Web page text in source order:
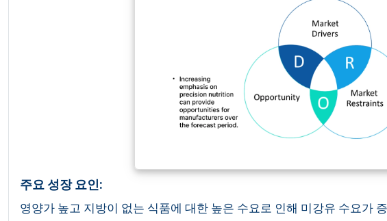
주요 성장 요인:
영양가 높고 지방이 없는 식품에 대한 높은 수요로 인해 미강유 수요가